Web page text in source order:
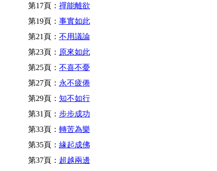
第17頁： 禪能離欲
第19頁： 事實如此
第21頁： 不用議論
第23頁： 原來如此
第25頁： 不喜不憂
第27頁： 永不疲倦
第29頁： 知不如行
第31頁： 步步成功
第33頁： 轉苦為樂
第35頁： 緣起成佛
第37頁： 超越兩邊